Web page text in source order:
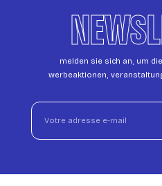
melden sie sich an, um
werbeaktionen,